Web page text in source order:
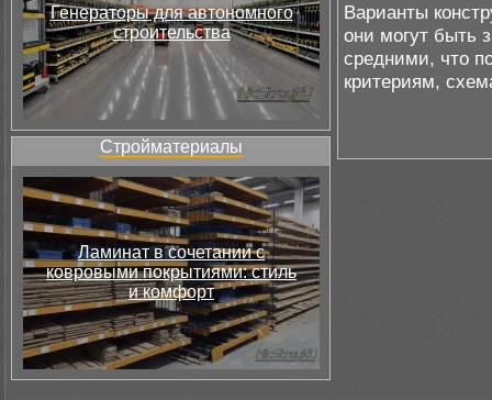
Генераторы для автономного
строительства
Стройматериалы
Ламинат в сочетании с
ковровыми покрытиями: стиль
и комфорт
Варианты
они могут быть
средними, что
критериям,